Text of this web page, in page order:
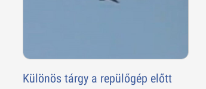
Különös tárgy a repülőgép előtt